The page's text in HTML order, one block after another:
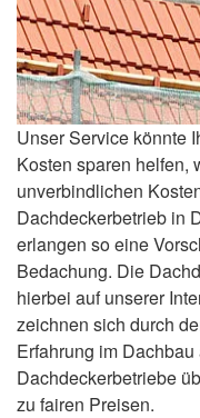
Unser Service könnte
Kosten sparen helfen,
unverbindlichen
Dachdeckerbetrieb in
erlangen so eine
Bedachung. Die
hierbei auf unserer
zeichnen sich durch
Erfahrung im
Dachdeckerbetriebe
zu fairen Preisen.